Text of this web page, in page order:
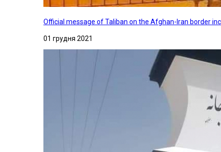
Official message of Taliban on the Afghan-Iran border
01 грудня 2021